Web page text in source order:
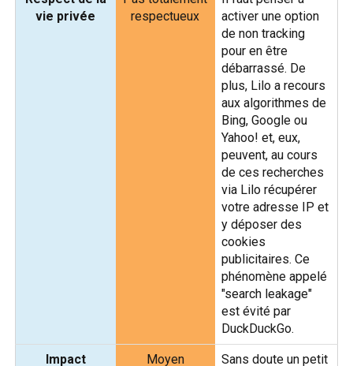
vie privée
respectueux
activer une option
de non tracking
pour en être
débarrassé. De
plus, Lilo a recours
aux algorithmes de
Bing, Google ou
Yahoo! et, eux,
peuvent, au cours
de ces recherches
via Lilo récupérer
votre adresse IP et
y déposer des
cookies
publicitaires. Ce
phénomène appelé
"search leakage"
est évité par
DuckDuckGo.
Impact
Moyen
Sans doute un petit